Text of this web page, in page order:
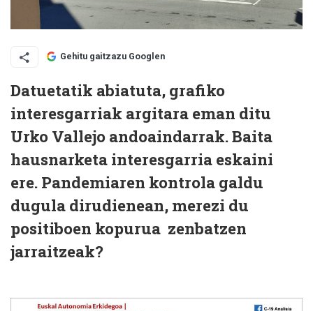
Gehitu gaitzazu Googlen
Datuetatik abiatuta, grafiko
interesgarriak argitara eman ditu
Urko Vallejo andoaindarrak. Baita
hausnarketa interesgarria eskaini
ere. Pandemiaren kontrola galdu
dugula dirudienean, merezi du
positiboen kopurua zenbatzen
jarraitzeak?